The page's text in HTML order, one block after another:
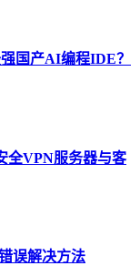
国产AI编程IDE？
全VPN服务器与客
误解决方法